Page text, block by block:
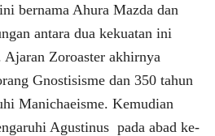
bernama Ahura Mazda dan
antara dua kekuatan ini
Zoroaster akhirnya
Gnostisisme dan 350 tahun
Manichaeisme. Kemudian
Agustinus pada abad ke-